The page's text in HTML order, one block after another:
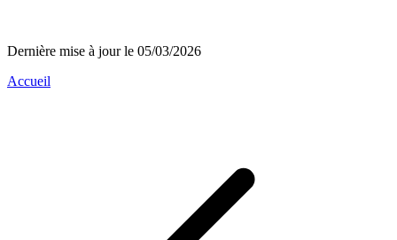
Dernière mise à jour le 05/03/2026
Accueil